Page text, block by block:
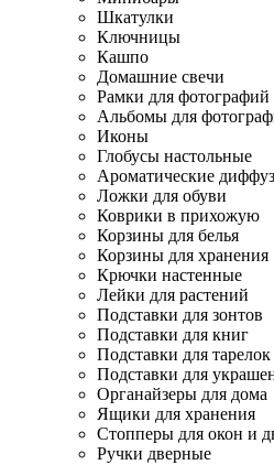
Шкатулки
Ключницы
Кашпо
Домашние свечи
Рамки для фотографий
Альбомы для
Иконы
Глобусы настольные
Ароматические
Ложки для обуви
Коврики в прихожую
Корзины для белья
Корзины для хранения
Крючки настенные
Лейки для растений
Подставки для зонтов
Подставки для книг
Подставки для тарелок
Подставки для
Органайзеры для дома
Ящики для хранения
Стопперы для окон и
Ручки дверные